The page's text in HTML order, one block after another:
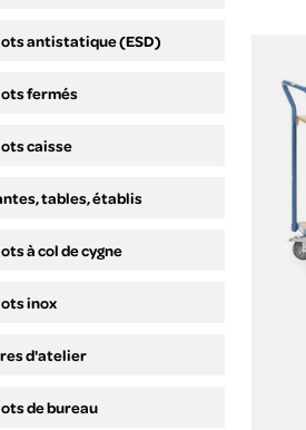
antistatique (ESD)
fermés
caisse
tables, établis
à col de cygne
inox
d'atelier
de bureau